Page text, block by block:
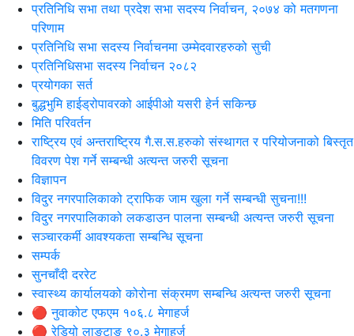
प्रतिनिधि सभा तथा प्रदेश सभा सदस्य निर्वाचन, २०७४ को मतगणना
परिणाम
प्रतिनिधि सभा सदस्य निर्वाचनमा उम्मेदवारहरुको सुची
प्रतिनिधिसभा सदस्य निर्वाचन २०८२
प्रयोगका सर्त
बुद्धभुमि हाईड्रोपावरको आईपीओ यसरी हेर्न सकिन्छ
मिति परिवर्तन
राष्ट्रिय एवं अन्तराष्ट्रिय गै.स.स.हरुको संस्थागत र परियोजनाको बिस्तृत
विवरण पेश गर्ने सम्बन्धी अत्यन्त जरुरी सूचना
विज्ञापन
विदुर नगरपालिकाको ट्राफिक जाम खुला गर्ने सम्बन्धी सुचना!!!
विदुर नगरपालिकाको लकडाउन पालना सम्बन्धी अत्यन्त जरुरी सूचना
सञ्चारकर्मी आवश्यकता सम्बन्धि सूचना
सम्पर्क
सुनचाँदी दररेट
स्वास्थ्य कार्यालयको कोरोना संक्रमण सम्बन्धि अत्यन्त जरुरी सूचना
🔴 नुवाकोट एफएम १०६.८ मेगाहर्ज
🔴 रेडियो लाङटाङ ९०.३ मेगाहर्ज